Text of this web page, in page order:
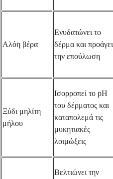
Αλόη βέρα
Ενυδατώνει το
δέρμα και προάγει
την επούλωση
Ξύδι μηλίτη
μήλου
Ισορροπεί το pH
του δέρματος και
καταπολεμά τις
μυκητιακές
λοιμώξεις
Βελτιώνει την